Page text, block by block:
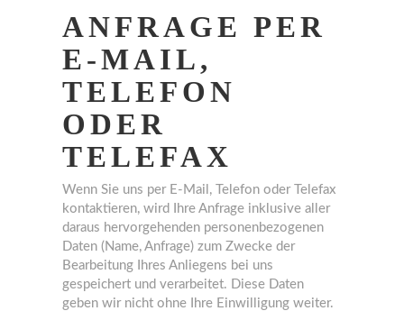
ANFRAGE PER
E-MAIL,
TELEFON
ODER
TELEFAX
Wenn Sie uns per E-Mail, Telefon oder Telefax
kontaktieren, wird Ihre Anfrage inklusive aller
daraus hervorgehenden personenbezogenen
Daten (Name, Anfrage) zum Zwecke der
Bearbeitung Ihres Anliegens bei uns
gespeichert und verarbeitet. Diese Daten
geben wir nicht ohne Ihre Einwilligung weiter.